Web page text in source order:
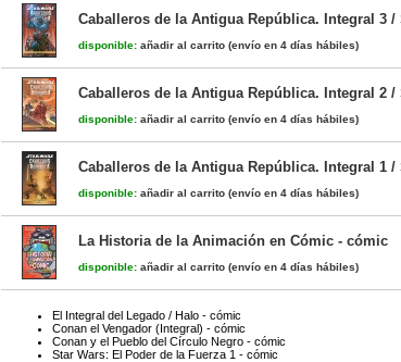
Caballeros de la Antigua República. Integral 3 /
disponible: añadir al carrito (envío en 4 días hábiles)
Caballeros de la Antigua República. Integral 2 /
disponible: añadir al carrito (envío en 4 días hábiles)
Caballeros de la Antigua República. Integral 1 /
disponible: añadir al carrito (envío en 4 días hábiles)
La Historia de la Animación en Cómic - cómic
disponible: añadir al carrito (envío en 4 días hábiles)
El Integral del Legado / Halo - cómic
Conan el Vengador (Integral) - cómic
Conan y el Pueblo del Círculo Negro - cómic
Star Wars: El Poder de la Fuerza 1 - cómic